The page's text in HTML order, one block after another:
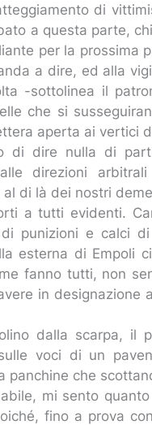
di
a questa parte,
per la prossima
a dire, ed alla
-sottolinea il
che si
aperta ai vertici
di dire nulla di
direzioni
di là dei nostri
a tutti evidenti.
di punizioni e calci
esterna di Empoli
fanno tutti, non
in designazione
dalla scarpa, il
voci di un
panchine che
mi sento
fino a prova